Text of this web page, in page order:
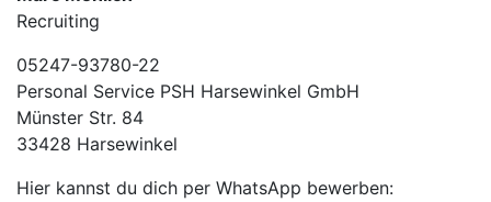
Recruiting
05247-93780-22
Personal Service PSH Harsewinkel GmbH
Münster Str. 84
33428 Harsewinkel
Hier kannst du dich per WhatsApp bewerben: